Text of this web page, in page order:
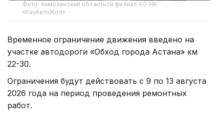
Фото: Акмолинский областной филиал АО НК
«КазАвтоЖол»
Временное ограничение движения введено на
участке автодороги «Обход города Астана» км
22-30.
Ограничения будут действовать с 9 по 13 августа
2026 года на период проведения ремонтных
работ.